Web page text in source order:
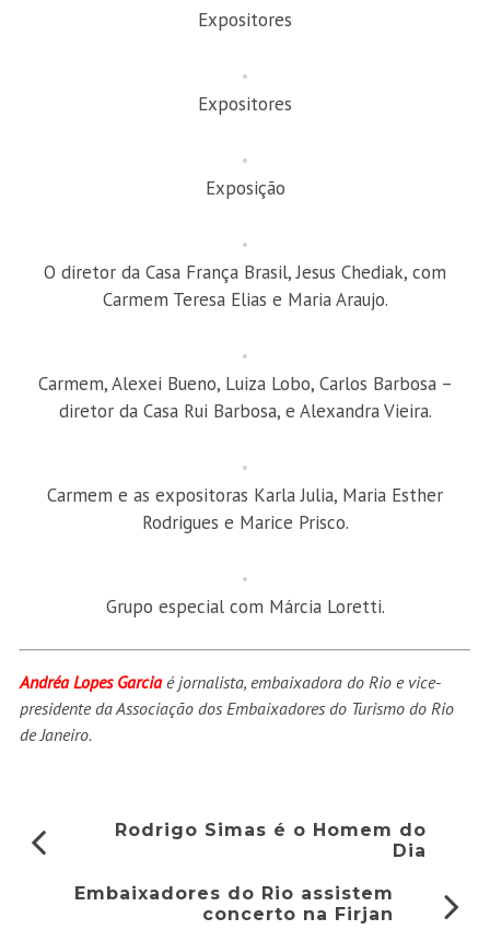
Expositores
Expositores
Exposição
O diretor da Casa França Brasil, Jesus Chediak, com
Carmem Teresa Elias e Maria Araujo.
Carmem, Alexei Bueno, Luiza Lobo, Carlos Barbosa –
diretor da Casa Rui Barbosa, e Alexandra Vieira.
Carmem e as expositoras Karla Julia, Maria Esther
Rodrigues e Marice Prisco.
Grupo especial com Márcia Loretti.
Andréa Lopes Garciaé jornalista, embaixadora do Rio e vice-
presidente da Associação dos Embaixadores do Turismo do Rio
de Janeiro.
Rodrigo Simas é o Homem do
Dia
Embaixadores do Rio assistem
concerto na Firjan